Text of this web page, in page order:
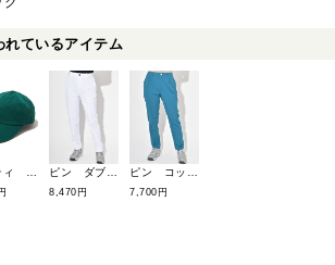
れているアイテム
8,470円 7,700円